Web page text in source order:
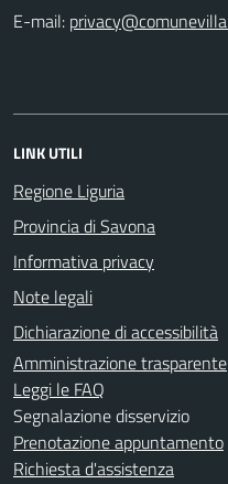
E-mail:
LINK UTILI
Regione Liguria
Provincia di Savona
Informativa privacy
Note legali
Dichiarazione di accessibilità
Amministrazione trasparente
Leggi le FAQ
Segnalazione disservizio
Prenotazione appuntamento
Richiesta d'assistenza